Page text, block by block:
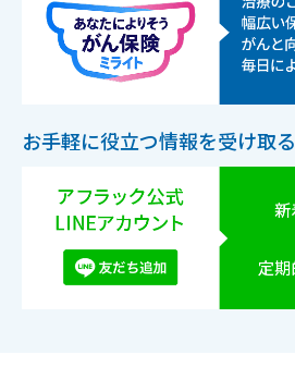
お手軽に役立つ情報を受け取る